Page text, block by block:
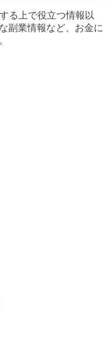
る上で役立つ情報以
副業情報など、お金に